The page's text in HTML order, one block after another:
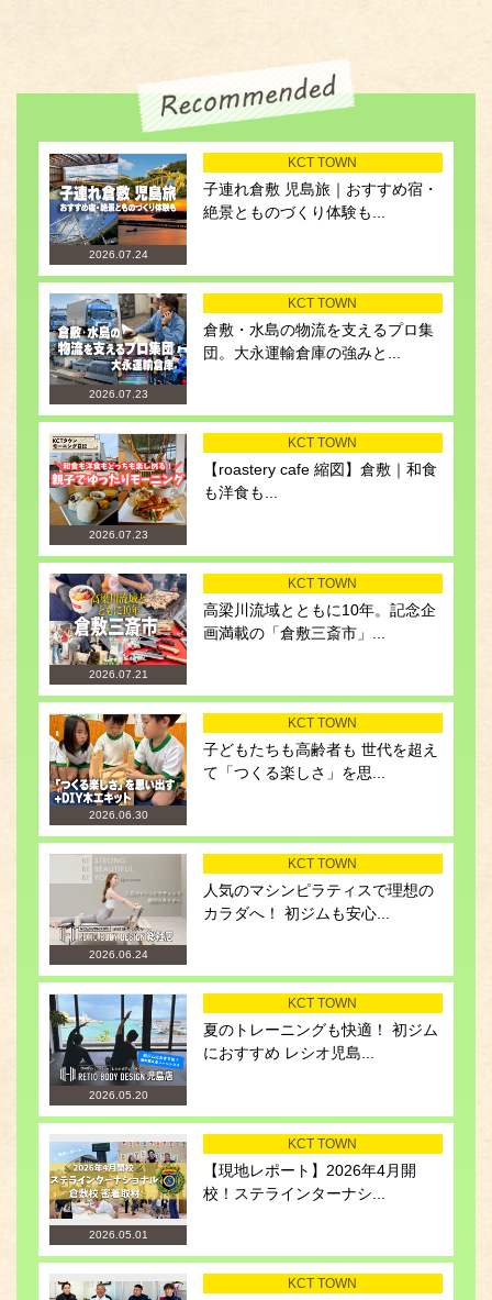
2026.07.24
KCT TOWN
子連れ倉敷 児島旅｜おすすめ宿・
絶景とものづくり体験も...
2026.07.23
KCT TOWN
倉敷・水島の物流を支えるプロ集
団。大永運輸倉庫の強みと...
2026.07.23
KCT TOWN
【roastery cafe 縮図】倉敷｜和食
も洋食も...
2026.07.21
KCT TOWN
高梁川流域とともに10年。記念企
画満載の「倉敷三斎市」...
2026.06.30
KCT TOWN
子どもたちも高齢者も 世代を超え
て「つくる楽しさ」を思...
2026.06.24
KCT TOWN
人気のマシンピラティスで理想の
カラダへ！ 初ジムも安心...
2026.05.20
KCT TOWN
夏のトレーニングも快適！ 初ジム
におすすめ レシオ児島...
2026.05.01
KCT TOWN
【現地レポート】2026年4月開
校！ステラインターナシ...
KCT TOWN